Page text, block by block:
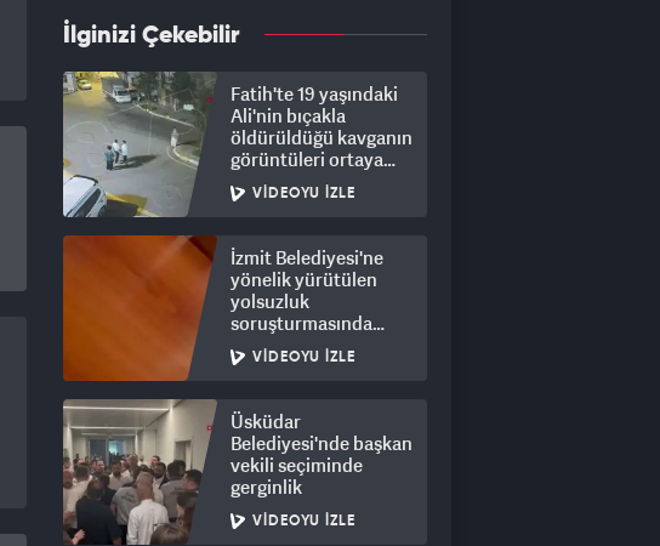
İlginizi Çekebilir
Fatih'te 19 yaşındaki
Ali'nin bıçakla
öldürüldüğü kavganın
görüntüleri ortaya
çıktı: 8 gözaltı
VIDEOYU İZLE
İzmit Belediyesi'ne
yönelik yürütülen
yolsuzluk
soruşturmasında
rüşvet görüntüleri
ortaya çıktı
VIDEOYU İZLE
Üsküdar
Belediyesi'nde başkan
vekili seçiminde
gerginlik
VIDEOYU İZLE